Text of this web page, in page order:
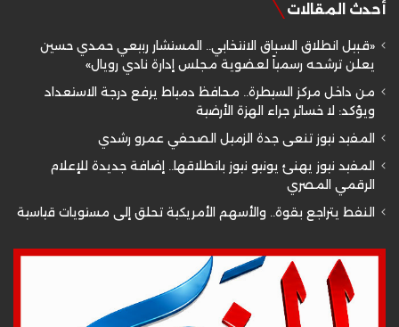
أحدث المقالات
«قبيل انطلاق السباق الانتخابي.. المستشار ربيعي حمدي حسين
يعلن ترشحه رسمياً لعضوية مجلس إدارة نادي رويال»
من داخل مركز السيطرة.. محافظ دمياط يرفع درجة الاستعداد
ويؤكد: لا خسائر جراء الهزة الأرضية
المفيد نيوز تنعى جدة الزميل الصحفي عمرو رشدي
المفيد نيوز يهنئ يونيو نيوز بانطلاقها.. إضافة جديدة للإعلام
الرقمي المصري
النفط يتراجع بقوة.. والأسهم الأمريكية تحلق إلى مستويات قياسية